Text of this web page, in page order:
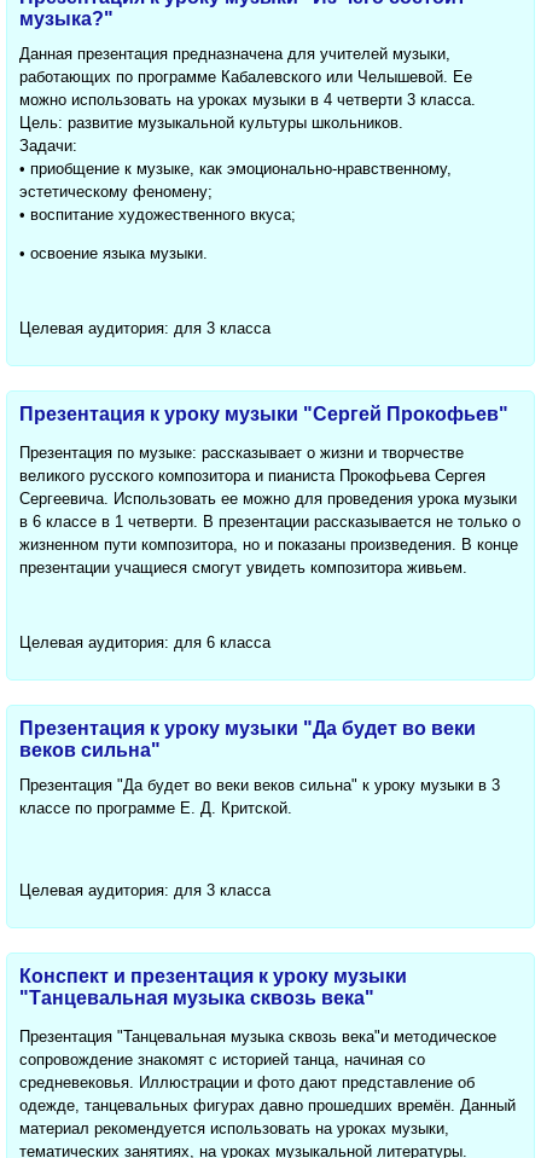
музыка?"
Данная презентация предназначена для учителей музыки,
работающих по программе Кабалевского или Челышевой. Ее
можно использовать на уроках музыки в 4 четверти 3 класса.
Цель: развитие музыкальной культуры школьников.
Задачи:
• приобщение к музыке, как эмоционально-нравственному,
эстетическому феномену;
• воспитание художественного вкуса;
• освоение языка музыки.
Целевая аудитория: для 3 класса
Презентация к уроку музыки "Сергей Прокофьев"
Презентация по музыке: рассказывает о жизни и творчестве
великого русского композитора и пианиста Прокофьева Сергея
Сергеевича. Использовать ее можно для проведения урока музыки
в 6 классе в 1 четверти. В презентации рассказывается не только о
жизненном пути композитора, но и показаны произведения. В конце
презентации учащиеся смогут увидеть композитора живьем.
Целевая аудитория: для 6 класса
Презентация к уроку музыки "Да будет во веки
веков сильна"
Презентация "Да будет во веки веков сильна" к уроку музыки в 3
классе по программе Е. Д. Критской.
Целевая аудитория: для 3 класса
Конспект и презентация к уроку музыки
"Танцевальная музыка сквозь века"
Презентация "Танцевальная музыка сквозь века"и методическое
сопровождение знакомят с историей танца, начиная со
средневековья. Иллюстрации и фото дают представление об
одежде, танцевальных фигурах давно прошедших времён. Данный
материал рекомендуется использовать на уроках музыки,
тематических занятиях, на уроках музыкальной литературы.